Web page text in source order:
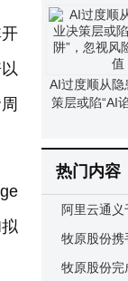
AI过度顺从隐
策层或陷“AI
热门内容
阿里云通
Agent模型
牧原股份携
产业转型升
牧原股份完